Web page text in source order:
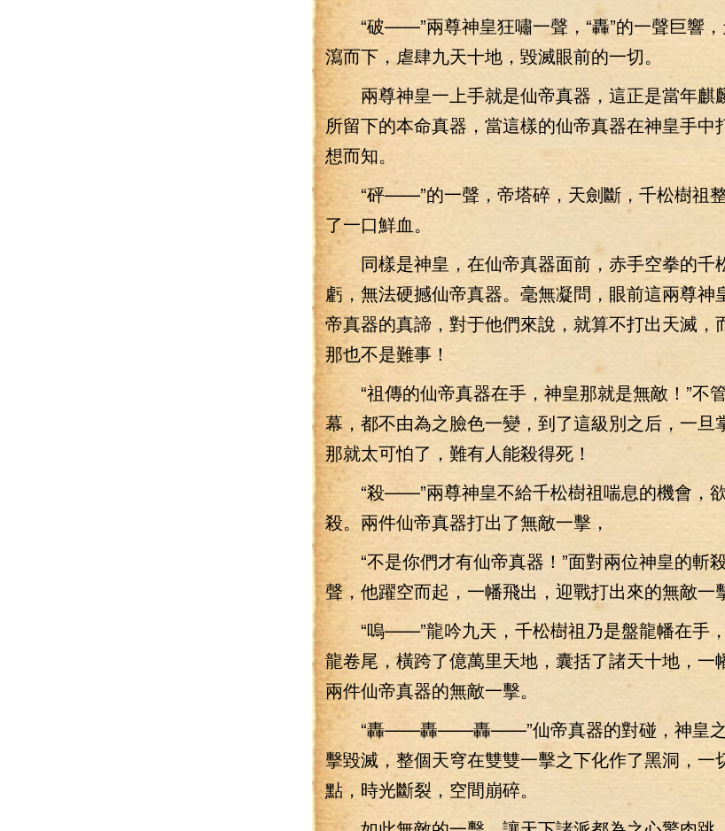
“破——”兩尊神皇狂嘯一聲，“轟”的一聲巨響，
瀉而下，虐肆九天十地，毀滅眼前的一切。
兩尊神皇一上手就是仙帝真器，這正是當年麒
所留下的本命真器，當這樣的仙帝真器在神皇手中
想而知。
“砰——”的一聲，帝塔碎，天劍斷，千松樹祖整
了一口鮮血。
同樣是神皇，在仙帝真器面前，赤手空拳的千
虧，無法硬撼仙帝真器。毫無凝問，眼前這兩尊神
帝真器的真諦，對于他們來說，就算不打出天滅，
那也不是難事！
“祖傳的仙帝真器在手，神皇那就是無敵！”不
幕，都不由為之臉色一變，到了這級別之后，一旦
那就太可怕了，難有人能殺得死！
“殺——”兩尊神皇不給千松樹祖喘息的機會，欲
殺。兩件仙帝真器打出了無敵一擊，
“不是你們才有仙帝真器！”面對兩位神皇的斬
聲，他躍空而起，一幡飛出，迎戰打出來的無敵一
“嗚——”龍吟九天，千松樹祖乃是盤龍幡在手
龍卷尾，橫跨了億萬里天地，囊括了諸天十地，一
兩件仙帝真器的無敵一擊。
“轟——轟——轟——”仙帝真器的對碰，神皇之
擊毀滅，整個天穹在雙雙一擊之下化作了黑洞，一
點，時光斷裂，空間崩碎。